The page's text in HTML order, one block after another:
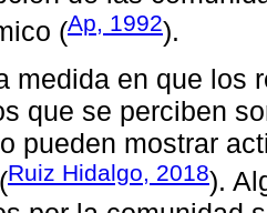
(Ap, 1992).
medida en que los
que se perciben
pueden mostrar
Ruiz Hidalgo, 2018).